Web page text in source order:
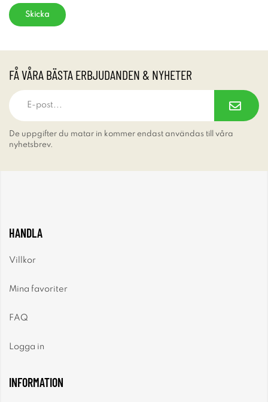
FÅ VÅRA BÄSTA ERBJUDANDEN & NYHETER
De uppgifter du matar in kommer endast användas till våra
nyhetsbrev.
HANDLA
Villkor
Mina favoriter
FAQ
Logga in
INFORMATION